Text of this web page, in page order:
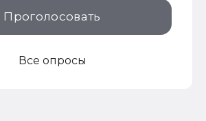
Проголосовать
Все опросы